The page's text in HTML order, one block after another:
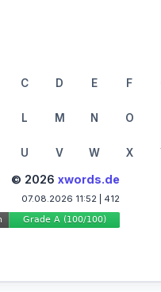
C D E F
L M N O
U V W X
© 2026 xwords.de
07.08.2026 11:52 | 412